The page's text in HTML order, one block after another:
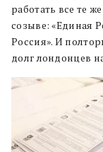
работать все те
созыве: «Единая
Россия». И
долг лондонцев